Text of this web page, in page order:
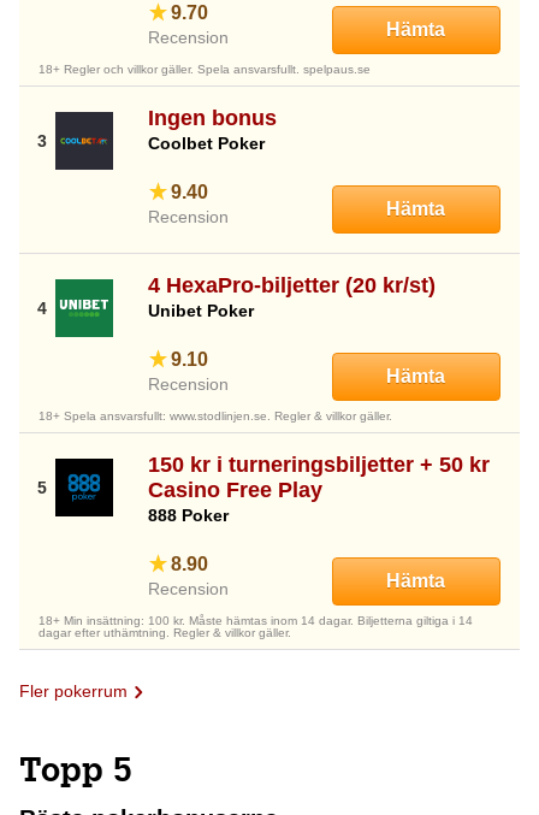
9.70
Recension Hämta
18+ Regler och villkor gäller. Spela ansvarsfullt. spelpaus.se
Ingen bonus
Coolbet Poker
9.40
Recension Hämta
4 HexaPro-biljetter (20 kr/st)
Unibet Poker
9.10
Recension Hämta
18+ Spela ansvarsfullt: www.stodlinjen.se. Regler & villkor gäller.
150 kr i turneringsbiljetter + 50 kr
Casino Free Play
888 Poker
8.90
Recension Hämta
18+ Min insättning: 100 kr. Måste hämtas inom 14 dagar. Biljetterna giltiga i 14
dagar efter uthämtning. Regler & villkor gäller.
Fler pokerrum
Topp 5